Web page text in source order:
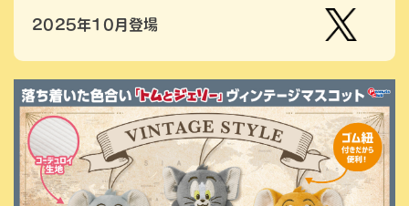
2025年10月登場
ーナッ
ツクラ
ブのプ
ライズ
商品の
Xはこ
ちら